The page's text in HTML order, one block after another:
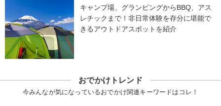
キャンプ場、グランピングからBBQ、アス
レチックまで！非日常体験を存分に堪能で
きるアウトドアスポットを紹介
おでかけトレンド
今みんなが気になっているおでかけ関連キーワードはコレ！